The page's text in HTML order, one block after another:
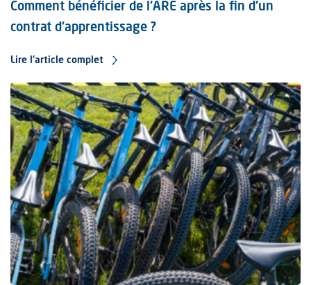
Comment bénéficier de l'ARE après la fin d'un
contrat d'apprentissage ?
Lire l'article complet